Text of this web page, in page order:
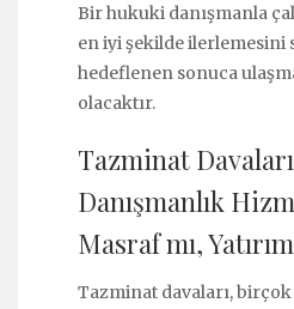
Bir hukuki danışmanla
en iyi şekilde ilerlemesini
hedeflenen sonuca
olacaktır.
Tazminat
Danışmanlık
Masraf mı,
Tazminat davaları,